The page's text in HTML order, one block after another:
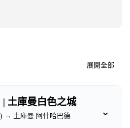
展開全部
| 土庫曼白色之城
→ 土庫曼 阿什哈巴德
⌄